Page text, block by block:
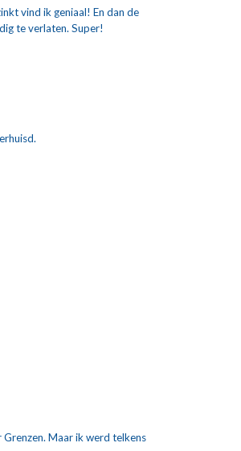
vind ik geniaal! En dan de
te verlaten. Super!
Maar ik werd telkens